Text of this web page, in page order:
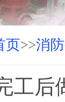
页>>消
工后